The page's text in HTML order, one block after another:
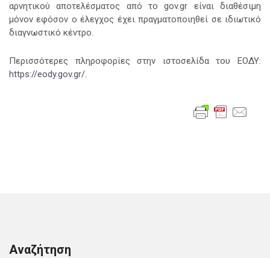
αρνητικού αποτελέσματος από το gov.gr είναι διαθέσιμη
μόνον εφόσον ο έλεγχος έχει πραγματοποιηθεί σε ιδιωτικό
διαγνωστικό κέντρο.
Περισσότερες πληροφορίες στην ιστοσελίδα του ΕΟΔΥ:
https://eody.gov.gr/.
Αναζήτηση